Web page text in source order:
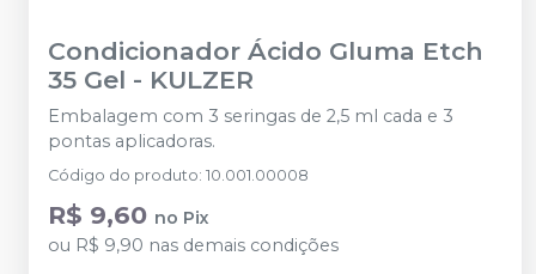
Condicionador Ácido Gluma Etch
35 Gel - KULZER
Embalagem com 3 seringas de 2,5 ml cada e 3
pontas aplicadoras.
Código do produto: 10.001.00008
R$ 9,60 no Pix
ou R$ 9,90 nas demais condições